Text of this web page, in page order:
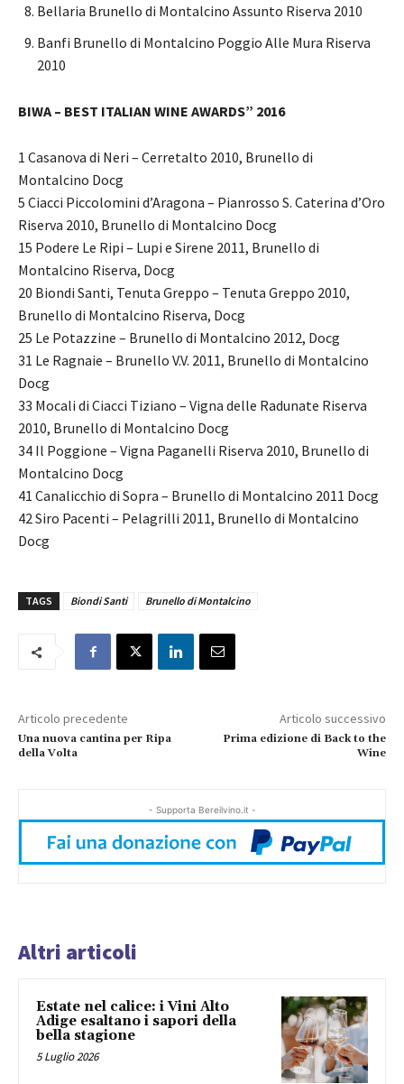
Bellaria Brunello di Montalcino Assunto Riserva 2010
Banfi Brunello di Montalcino Poggio Alle Mura Riserva
2010
BIWA – BEST ITALIAN WINE AWARDS” 2016
1 Casanova di Neri – Cerretalto 2010, Brunello di
Montalcino Docg
5 Ciacci Piccolomini d’Aragona – Pianrosso S. Caterina d’Oro
Riserva 2010, Brunello di Montalcino Docg
15 Podere Le Ripi – Lupi e Sirene 2011, Brunello di
Montalcino Riserva, Docg
20 Biondi Santi, Tenuta Greppo – Tenuta Greppo 2010,
Brunello di Montalcino Riserva, Docg
25 Le Potazzine – Brunello di Montalcino 2012, Docg
31 Le Ragnaie – Brunello V.V. 2011, Brunello di Montalcino
Docg
33 Mocali di Ciacci Tiziano – Vigna delle Radunate Riserva
2010, Brunello di Montalcino Docg
34 Il Poggione – Vigna Paganelli Riserva 2010, Brunello di
Montalcino Docg
41 Canalicchio di Sopra – Brunello di Montalcino 2011 Docg
42 Siro Pacenti – Pelagrilli 2011, Brunello di Montalcino
Docg
TAGS Biondi Santi Brunello di Montalcino
Articolo precedente
Una nuova cantina per Ripa
della Volta
Articolo successivo
Prima edizione di Back to the
Wine
- Supporta Bereilvino.it -
Altri articoli
Estate nel calice: i Vini Alto
Adige esaltano i sapori della
bella stagione
5 Luglio 2026